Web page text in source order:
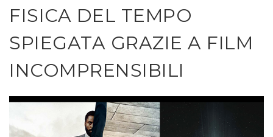
FISICA DEL TEMPO
SPIEGATA GRAZIE A FILM
INCOMPRENSIBILI